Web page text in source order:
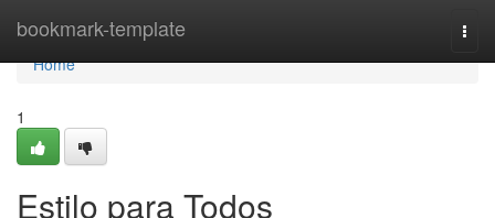
bookmark-template
Home
Home
1
Estilo para Todos